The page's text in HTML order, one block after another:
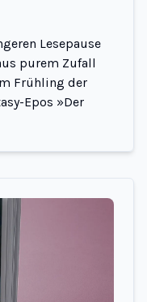
Lesepause
purem Zufall
Frühling der
Epos »Der